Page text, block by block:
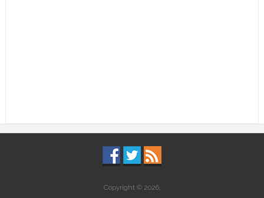
Copyright © 2026,